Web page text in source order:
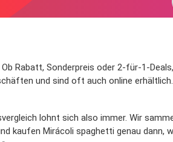
Rabatt, Sonderpreis oder 2-für-1-
und sind oft auch online
lohnt sich also immer. Wir
kaufen Mirácoli spaghetti genau dann,